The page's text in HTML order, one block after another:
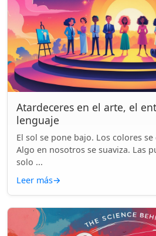
Atardeceres en el arte, el
lenguaje
El sol se pone bajo. Los colores
Algo en nosotros se suaviza. Las
solo ...
Leer más→